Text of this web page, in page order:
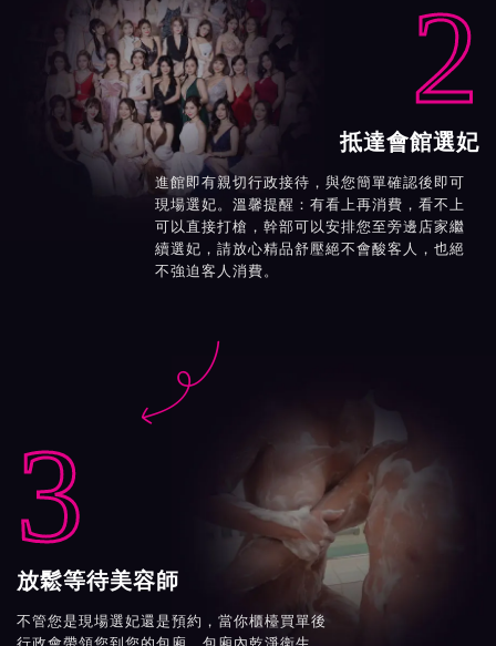
2
抵達會館選妃
進館即有親切行政接待，與您簡單確認後即可
現場選妃。溫馨提醒：有看上再消費，看不上
可以直接打槍，幹部可以安排您至旁邊店家繼
續選妃，請放心精品舒壓絕不會酸客人，也絕
不強迫客人消費。

3
放鬆等待美容師
不管您是現場選妃還是預約，當你櫃檯買單後